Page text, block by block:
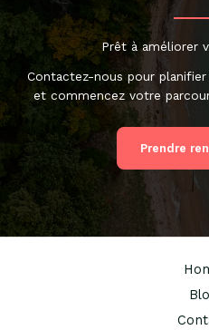
différence
pour
mieux
soulager
la
douleur
Prêt à améliorer
Contactez-nous pour
et commencez votre
Prendre